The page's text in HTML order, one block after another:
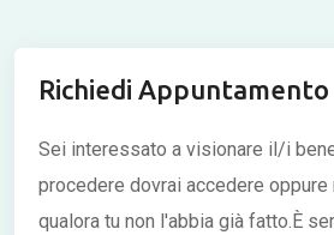
Richiedi Appuntamento
Sei interessato a visionare il/i
procedere dovrai accedere
qualora tu non l'abbia già fatto.È